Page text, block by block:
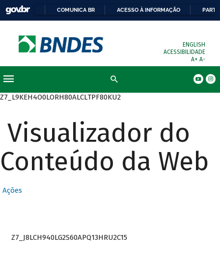
COMUNICA BR ACESSO À INFORMAÇÃO
ENGLISH
ACESSIBILIDADE
A+ A-
Z7_L9KEH4O0LORH80ALCLTPF80KU2
Visualizador do
Conteúdo da Web
Ações
Z7_J8LCH940LG2S60APQ13HRU2C15